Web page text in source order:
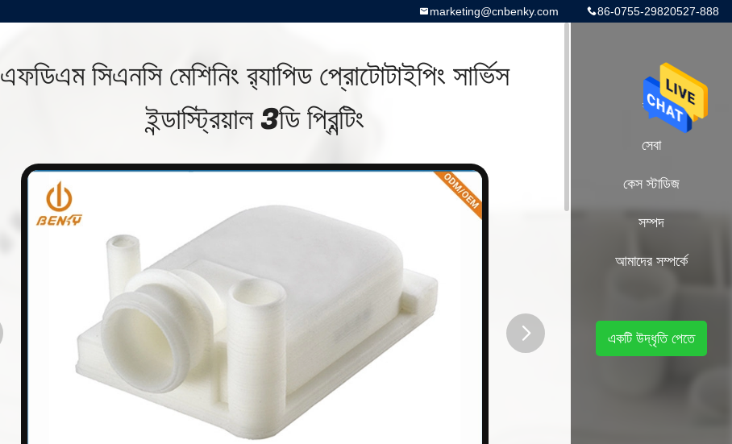
86-0755-29820527-888
marketing@cnbenky.com
এফডিএম সিএনসি মেশিনিং র‌্যাপিড প্রোটোটাইপিং সার্ভিস
ইন্ডাস্ট্রিয়াল 3ডি প্রিন্টিং
বাড়ি
সেবা
কেস স্টাডিজ
সম্পদ
আমাদের সম্পর্কে
একটি উদ্ধৃতি পেতে